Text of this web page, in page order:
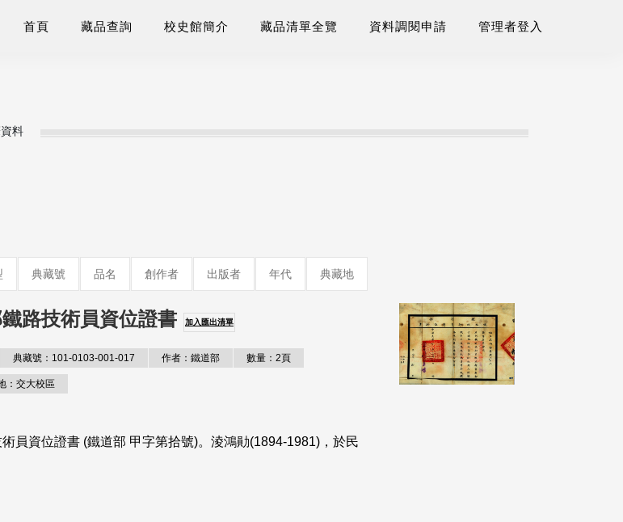
首頁 藏品查詢 校史館簡介 藏品清單全覽 資料調閱申請 管理者登入
料
典藏號 品名 創作者 出版者 年代 典藏地
路技術員資位證書 加入匯出清單
典藏號：101-0103-001-017 作者：鐵道部 數量：2頁
：交大校區
員資位證書 (鐵道部 甲字第拾號)。淩鴻勛(1894-1981)，於民